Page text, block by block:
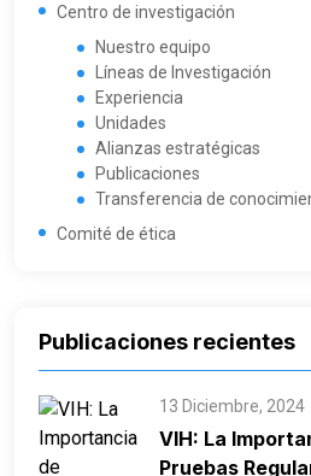
Centro de investigación
Nuestro equipo
Líneas de Investigación
Experiencia
Unidades
Alianzas estratégicas
Publicaciones
Transferencia de
Comité de ética
Publicaciones recientes
13 Diciembre, 2024
VIH: La
Pruebas